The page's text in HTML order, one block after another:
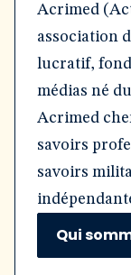
Acrimed
association
lucratif,
médias né
Acrimed
savoirs
savoirs
Qui